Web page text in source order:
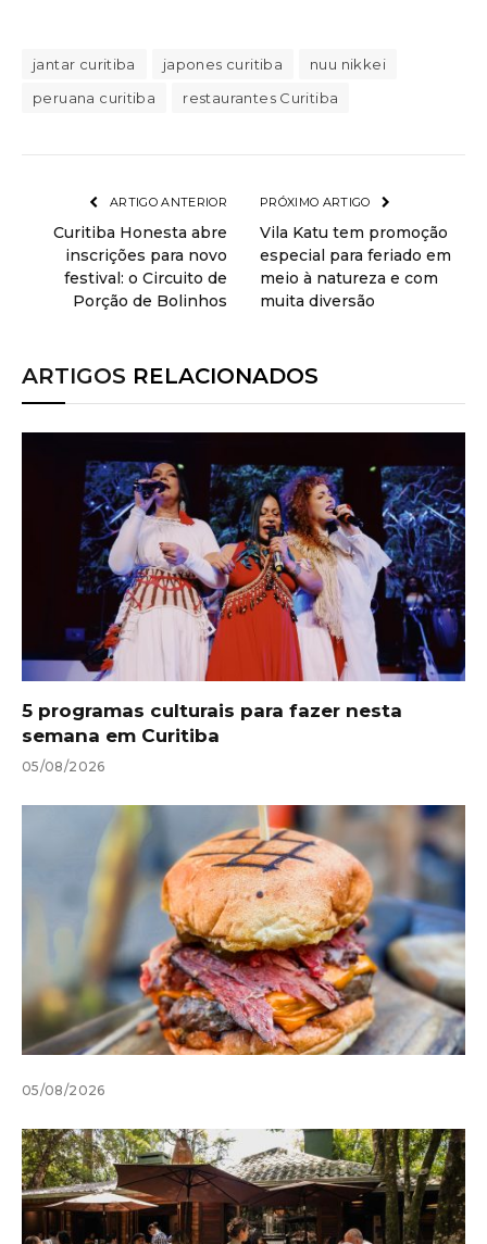
jantar curitiba japones curitiba
nuu nikkei
peruana curitiba
restaurantes Curitiba
ARTIGO ANTERIOR
Curitiba Honesta abre
inscrições para novo
festival: o Circuito de
Porção de Bolinhos
PRÓXIMO ARTIGO
Vila Katu tem promoção
especial para feriado em
meio à natureza e com
muita diversão
ARTIGOS RELACIONADOS
5 programas culturais para fazer nesta
semana em Curitiba
05/08/2026
05/08/2026